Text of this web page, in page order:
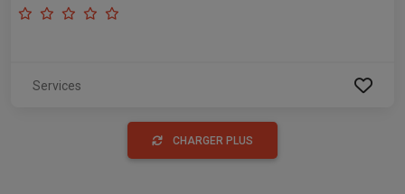
Services
CHARGER PLUS